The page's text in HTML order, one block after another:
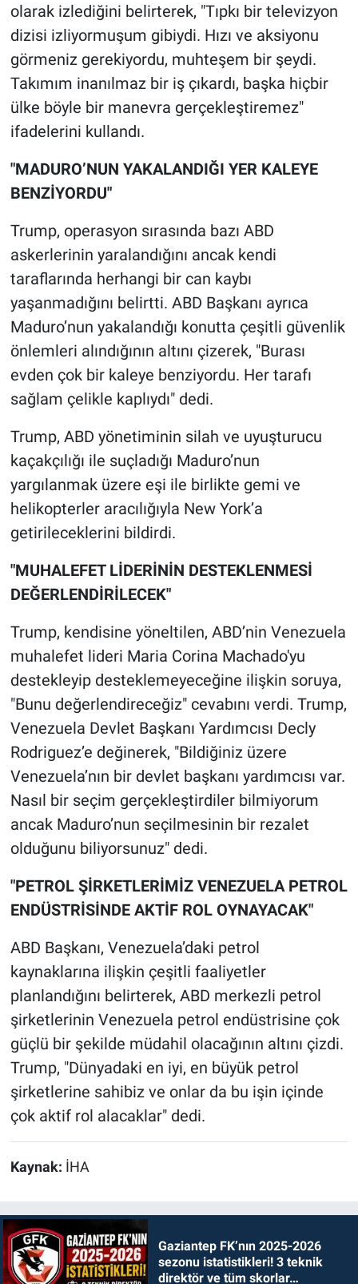
olarak izlediğini belirterek, "Tıpkı bir televizyon
dizisi izliyormuşum gibiydi. Hızı ve aksiyonu
görmeniz gerekiyordu, muhteşem bir şeydi.
Takımım inanılmaz bir iş çıkardı, başka hiçbir
ülke böyle bir manevra gerçekleştiremez"
ifadelerini kullandı.
"MADURO’NUN YAKALANDIĞI YER KALEYE
BENZİYORDU"
Trump, operasyon sırasında bazı ABD
askerlerinin yaralandığını ancak kendi
taraflarında herhangi bir can kaybı
yaşanmadığını belirtti. ABD Başkanı ayrıca
Maduro’nun yakalandığı konutta çeşitli güvenlik
önlemleri alındığının altını çizerek, "Burası
evden çok bir kaleye benziyordu. Her tarafı
sağlam çelikle kaplıydı" dedi.
Trump, ABD yönetiminin silah ve uyuşturucu
kaçakçılığı ile suçladığı Maduro’nun
yargılanmak üzere eşi ile birlikte gemi ve
helikopterler aracılığıyla New York’a
getirileceklerini bildirdi.
"MUHALEFET LİDERİNİN DESTEKLENMESİ
DEĞERLENDİRİLECEK"
Trump, kendisine yöneltilen, ABD’nin Venezuela
muhalefet lideri Maria Corina Machado'yu
destekleyip desteklemeyeceğine ilişkin soruya,
"Bunu değerlendireceğiz" cevabını verdi. Trump,
Venezuela Devlet Başkanı Yardımcısı Decly
Rodriguez’e değinerek, "Bildiğiniz üzere
Venezuela’nın bir devlet başkanı yardımcısı var.
Nasıl bir seçim gerçekleştirdiler bilmiyorum
ancak Maduro’nun seçilmesinin bir rezalet
olduğunu biliyorsunuz" dedi.
"PETROL ŞİRKETLERİMİZ VENEZUELA PETROL
ENDÜSTRİSİNDE AKTİF ROL OYNAYACAK"
ABD Başkanı, Venezuela’daki petrol
kaynaklarına ilişkin çeşitli faaliyetler
planlandığını belirterek, ABD merkezli petrol
şirketlerinin Venezuela petrol endüstrisine çok
güçlü bir şekilde müdahil olacağının altını çizdi.
Trump, "Dünyadaki en iyi, en büyük petrol
şirketlerine sahibiz ve onlar da bu işin içinde
çok aktif rol alacaklar" dedi.
Kaynak: İHA
Gaziantep FK’nın 2025-2026
sezonu istatistikleri! 3 teknik
direktör ve tüm skorlar…